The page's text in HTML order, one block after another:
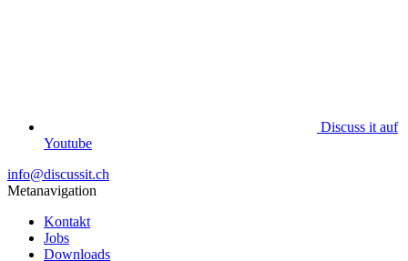
Discuss it auf
Youtube
info@discussit.ch
Metanavigation
Kontakt
Jobs
Downloads